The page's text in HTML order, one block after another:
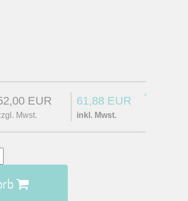
EUR
Mwst.
61,88 EUR *
inkl. Mwst.